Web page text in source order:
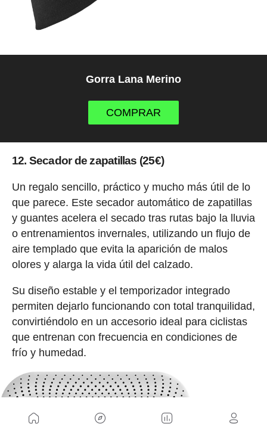
Gorra Lana Merino
COMPRAR
12. Secador de zapatillas (25€)
Un regalo sencillo, práctico y mucho más útil de lo
que parece. Este secador automático de zapatillas
y guantes acelera el secado tras rutas bajo la lluvia
o entrenamientos invernales, utilizando un flujo de
aire templado que evita la aparición de malos
olores y alarga la vida útil del calzado.
Su diseño estable y el temporizador integrado
permiten dejarlo funcionando con total tranquilidad,
convirtiéndolo en un accesorio ideal para ciclistas
que entrenan con frecuencia en condiciones de
frío y humedad.